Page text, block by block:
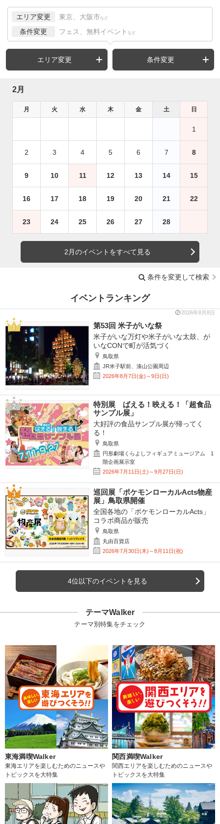
エリア変更 東京、大阪市 など
条件変更 フェス、無料イベント など
エリア変更 条件変更
2月
月 火 水 木 金 土 日
1
2 3 4 5 6 7 8
9 10 11 12 13 14 15
16 17 18 19 20 21 22
23 24 25 26 27 28
2月のイベントをすべて見る
条件を変更して検索
イベントランキング
2026年8月8日
第53回 米子がいな祭
米子がいな万灯や米子がいな太鼓、が
いなCONで町が活気づく
鳥取県
JR米子駅前、湊山公園周辺
2026年8月7日(金)～9日(日)
特別展 ばえる！映える！「超食品
サンプル展」
大好評の食品サンプル展が帰ってく
る！
鳥取県
円形劇場くらよしフィギュアミュージアム 1
階企画展示室
2026年7月11日(土)～9月27日(日)
巡回展「ポケモンローカルActs物産
展」鳥取県開催
全国各地の「ポケモンローカルActs」
コラボ商品が販売
鳥取県
丸由百貨店
2026年7月30日(木)～8月11日(祝)
4位以下のイベントを見る
テーマWalker
テーマ別特集をチェック
東海満喫Walker
東海エリアを楽しむためのニュースや
トピックスを大特集
関西満喫Walker
関西エリアを楽しむためのニュースや
トピックスを大特集